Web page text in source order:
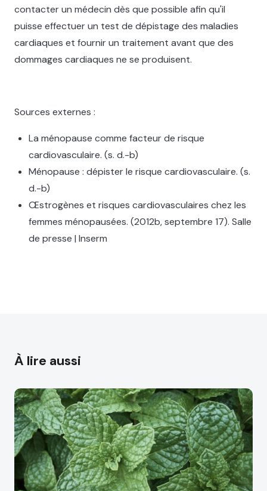
contacter un médecin dès que possible afin qu'il
puisse effectuer un test de dépistage des maladies
cardiaques et fournir un traitement avant que des
dommages cardiaques ne se produisent.
Sources externes :
La ménopause comme facteur de risque
cardiovasculaire. (s. d.-b)
Ménopause : dépister le risque cardiovasculaire. (s.
d.-b)
Œstrogènes et risques cardiovasculaires chez les
femmes ménopausées. (2012b, septembre 17). Salle
de presse | Inserm
À lire aussi